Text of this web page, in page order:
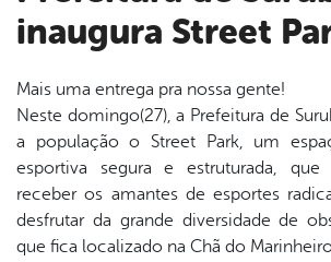
inaugura Street
Mais uma entrega pra nossa gente!
Neste domingo(27), a Prefeitura de
a população o Street Park, um
esportiva segura e estruturada, que
receber os amantes de esportes
desfrutar da grande diversidade de
que fica localizado na Chã do